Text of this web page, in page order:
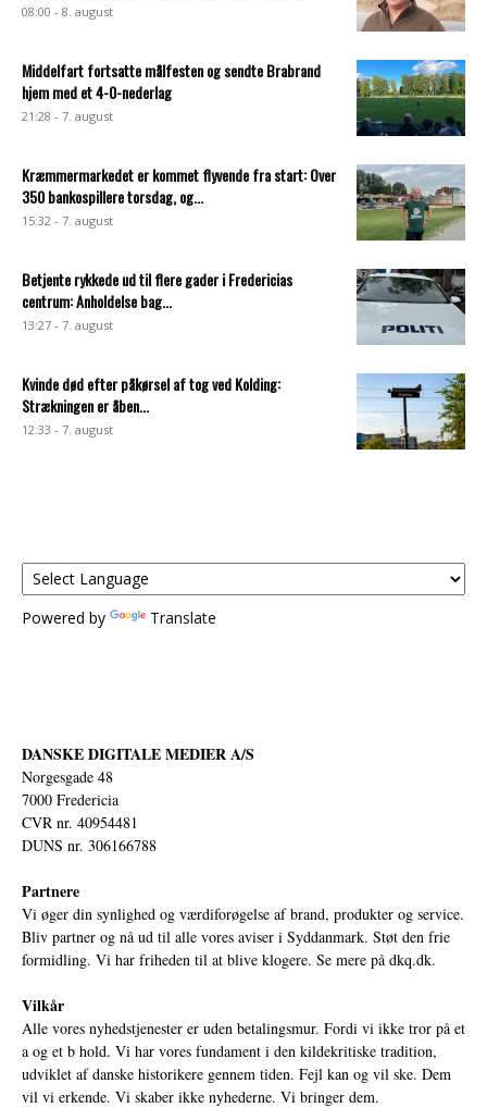
08:00 - 8. august
Middelfart fortsatte målfesten og sendte Brabrand
hjem med et 4-0-nederlag
21:28 - 7. august
Kræmmermarkedet er kommet flyvende fra start: Over
350 bankospillere torsdag, og...
15:32 - 7. august
Betjente rykkede ud til flere gader i Fredericias
centrum: Anholdelse bag...
13:27 - 7. august
Kvinde død efter påkørsel af tog ved Kolding:
Strækningen er åben...
12:33 - 7. august
Powered by Translate
DANSKE DIGITALE MEDIER A/S
Norgesgade 48
7000 Fredericia
CVR nr. 40954481
DUNS nr. 306166788
Partnere
Vi øger din synlighed og værdiforøgelse af brand, produkter og service.
Bliv partner og nå ud til alle vores aviser i Syddanmark. Støt den frie
formidling. Vi har friheden til at blive klogere. Se mere på dkq.dk.
Vilkår
Alle vores nyhedstjenester er uden betalingsmur. Fordi vi ikke tror på et
a og et b hold. Vi har vores fundament i den kildekritiske tradition,
udviklet af danske historikere gennem tiden. Fejl kan og vil ske. Dem
vil vi erkende. Vi skaber ikke nyhederne. Vi bringer dem.